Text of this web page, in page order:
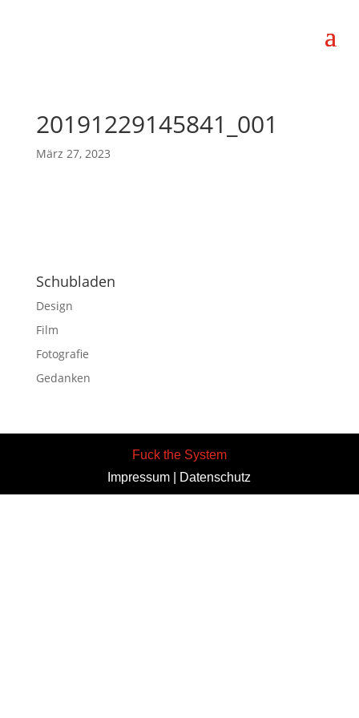
20191229145841_001
März 27, 2023
Schubladen
Design
Film
Fotografie
Gedanken
Fuck the System
Impressum
Datenschutz